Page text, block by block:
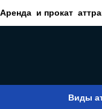
Аренда и прокат
Виды